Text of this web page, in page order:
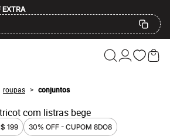
EXTRA
roupas > conjuntos
199
30% OFF - CUPOM 8DO8